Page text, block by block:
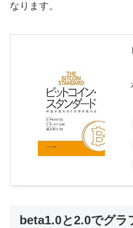
なります。
beta1.0と2.0でグラ